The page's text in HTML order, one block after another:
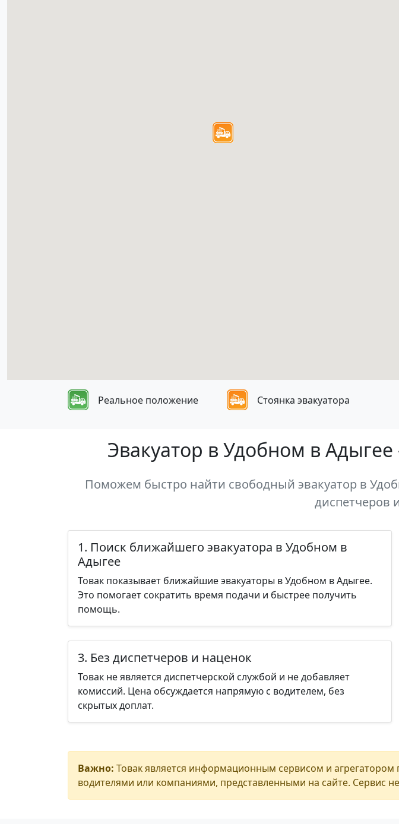
Реальное положение Стоянка эвакуатора
Эвакуатор в Удобном в
Поможем быстро найти свободный эвакуатор в
диспетчеров
1. Поиск ближайшего эвакуатора в Удобном в
Адыгее
Товак показывает ближайшие эвакуаторы в Удобном в Адыгее.
Это помогает сократить время подачи и быстрее получить
помощь.
3. Без диспетчеров и наценок
Товак не является диспетчерской службой и не добавляет
комиссий. Цена обсуждается напрямую с водителем, без
скрытых доплат.
Важно: Товак является информационным сервисом и
водителями или компаниями, представленными на сайте. Сервис